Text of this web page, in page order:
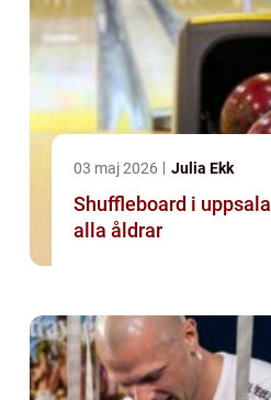
03 maj 2026 Julia Ekk
Shuffleboard i uppsala socialt spel för
alla åldrar